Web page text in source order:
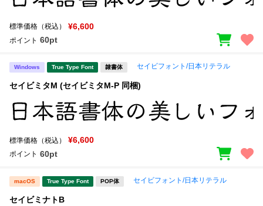
標準価格（税込） ¥6,600
ポイント 60pt
Windows True Type Font 隷書体 セイビフォント/日本リテラル
セイビミタM (セイビミタM-P 同梱)
標準価格（税込） ¥6,600
ポイント 60pt
macOS True Type Font POP体 セイビフォント/日本リテラル
セイビミナトB